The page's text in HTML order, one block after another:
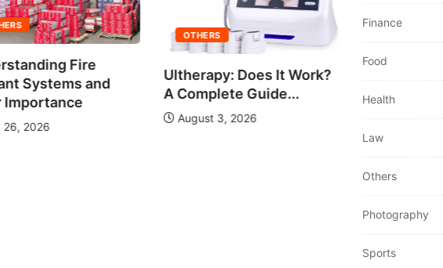
OTHERS
Ultherapy: Does It Work?
A Complete Guide...
Connecting Primavera P6
With Your ERP for...
Finance
Food
Health
Law
Others
Photography
Sports